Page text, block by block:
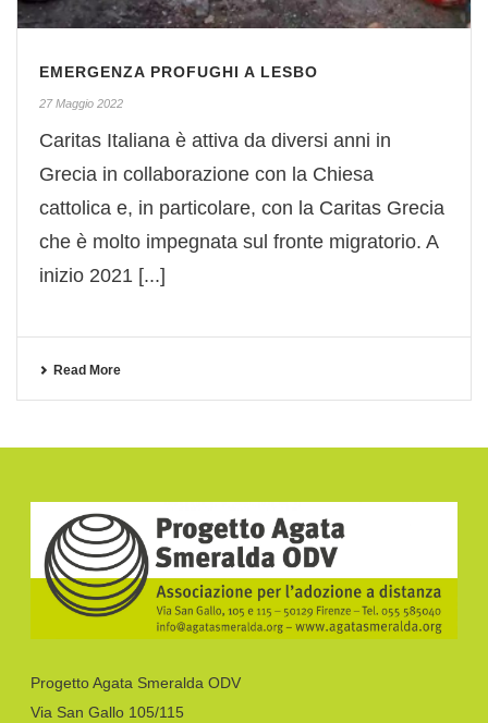
EMERGENZA PROFUGHI A LESBO
27 Maggio 2022
Caritas Italiana è attiva da diversi anni in
Grecia in collaborazione con la Chiesa
cattolica e, in particolare, con la Caritas Grecia
che è molto impegnata sul fronte migratorio. A
inizio 2021 [...]
Read More
Progetto Agata Smeralda ODV
Via San Gallo 105/115